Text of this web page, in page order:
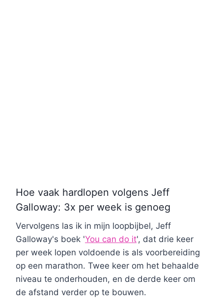
Hoe vaak hardlopen volgens Jeff
Galloway: 3x per week is genoeg
Vervolgens las ik in mijn loopbijbel, Jeff
Galloway's boek 'You can do it', dat drie keer
per week lopen voldoende is als voorbereiding
op een marathon. Twee keer om het behaalde
niveau te onderhouden, en de derde keer om
de afstand verder op te bouwen.